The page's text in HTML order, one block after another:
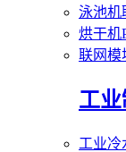
泳池机
烘干机
联网模
工
工业冷